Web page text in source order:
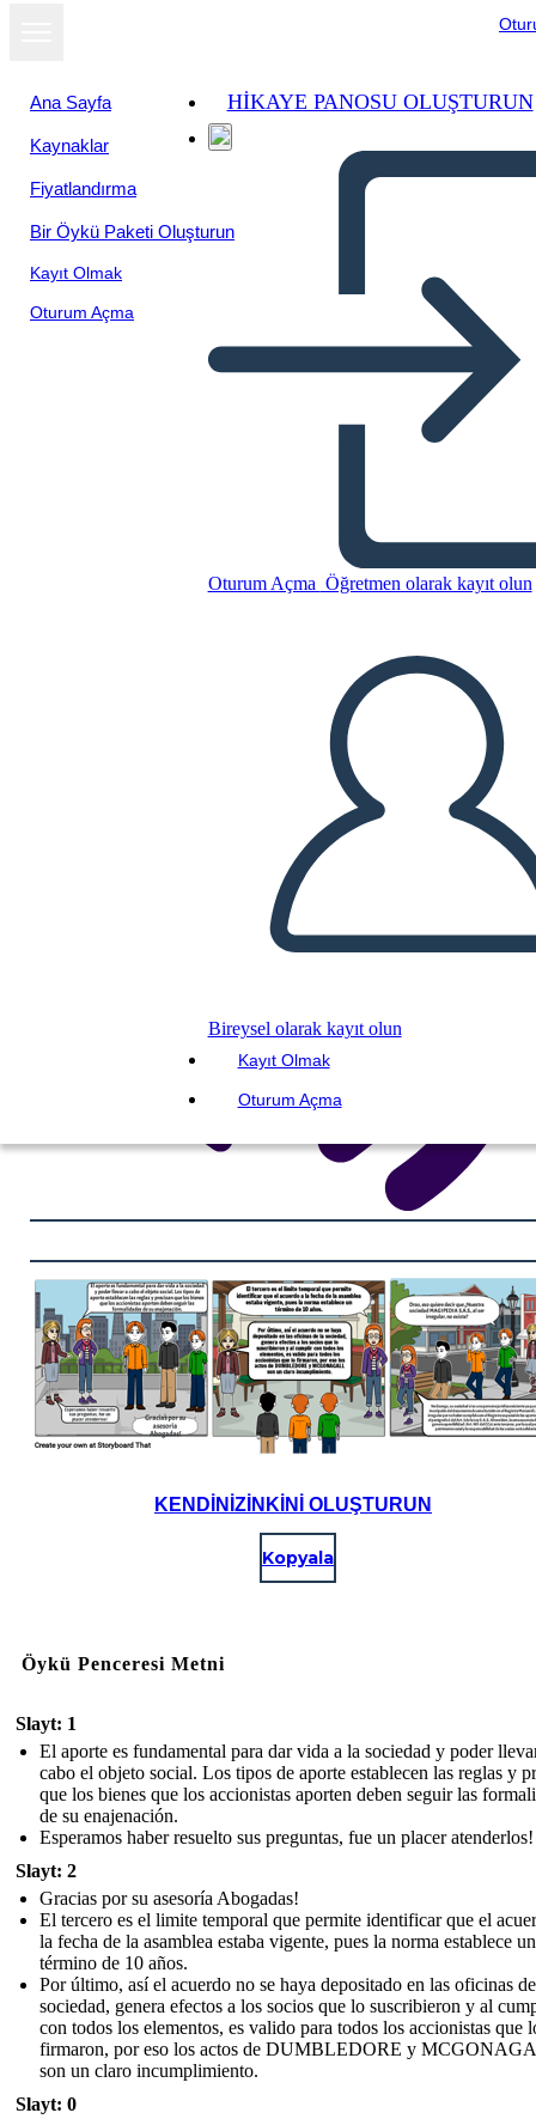
Ana Sayfa
Kaynaklar
Fiyatlandırma
Bir Öykü Paketi Oluşturun
Kayıt Olmak
Oturum Açma
HIKAYE PANOSU OLUŞTURUN
Oturum Açma Öğretmen olarak kayıt olun
Bireysel olarak kayıt olun
Kayıt Olmak
Oturum Açma
Bu Öykü Panosunu kopyala
SLAYT GÖSTERİSİNİ OYNAT
BENİ OKU
Slayt gösterisi
olarak
görüntüle
KENDINIZINKINI OLUŞTURUN
Kopyala
Öykü Penceresi Metni
Slayt: 1
El aporte es fundamental para dar vida a la sociedad y poder
cabo el objeto social. Los tipos de aporte establecen las reglas y
que los bienes que los accionistas aporten deben seguir las
de su enajenación.
Esperamos haber resuelto sus preguntas, fue un placer atenderlos!
Slayt: 2
Gracias por su asesoría Abogadas!
El tercero es el limite temporal que permite identificar que el
la fecha de la asamblea estaba vigente, pues la norma establece un
término de 10 años.
Por último, así el acuerdo no se haya depositado en las oficinas
sociedad, genera efectos a los socios que lo suscribieron y al
con todos los elementos, es valido para todos los accionistas que
firmaron, por eso los actos de DUMBLEDORE y
son un claro incumplimiento.
Slayt: 0